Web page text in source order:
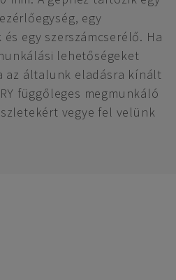
egy
egy szerszámcserélő. Ha
lehetőségeket
az általunk eladásra kínált
függőleges megmunkáló
vegye fel velünk